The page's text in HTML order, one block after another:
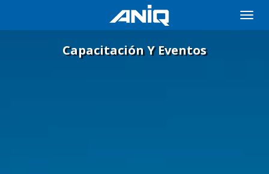
Toggle
Capacitación Y Eventos